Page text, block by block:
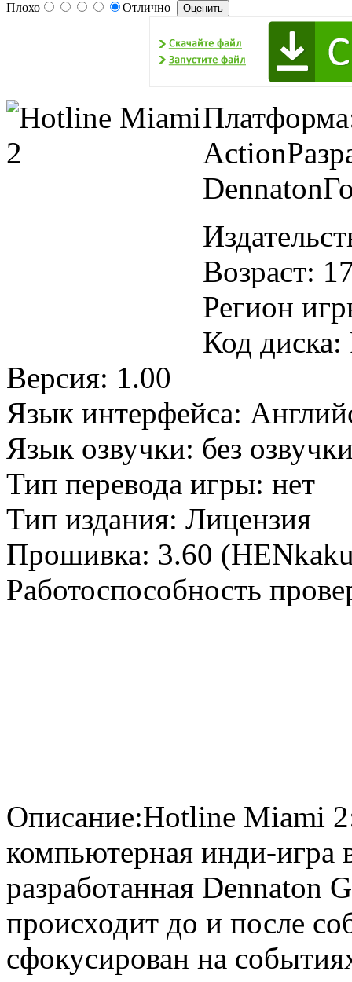
Плохо Отлично
Возраст:
Регион
Код диска:
Версия: 1.00
Язык интерфейса:
Язык озвучки: без
Тип перевода игры: нет
Тип издания: Лицензия
Прошивка: 3.60
Работоспособность
Описание:Hotline Miami
компьютерная инди-
разработанная Dennaton
происходит до и после
сфокусирован на